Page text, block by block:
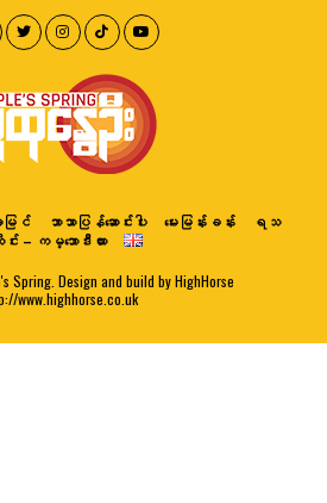
မြင် ဘာသာပြန်ဆောင်းပါး မေးမြန်းခန်း
ရသ
း – ကမ္ဘောဒီးယား
Spring. Design and build by HighHorse
www.highhorse.co.uk